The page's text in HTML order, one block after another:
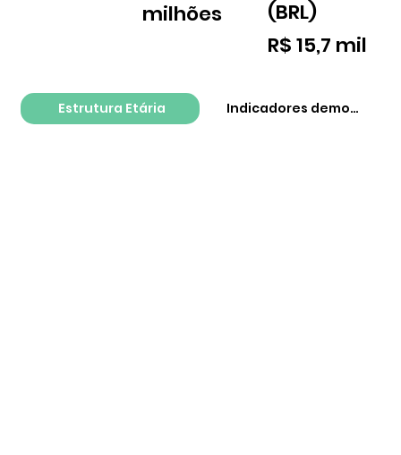
Estrutura Etária Indicadores
milhões
(BRL)
R$ 15,7 mil